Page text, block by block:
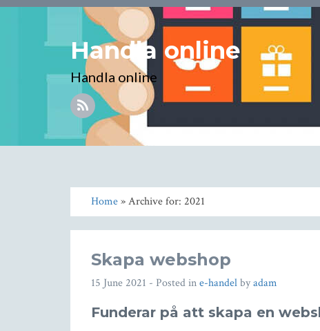
Handla online
Handla online
Home» Archive for: 2021
Skapa webshop
15 June 2021 - Posted ine-handelbyadam
Funderar på att skapa en